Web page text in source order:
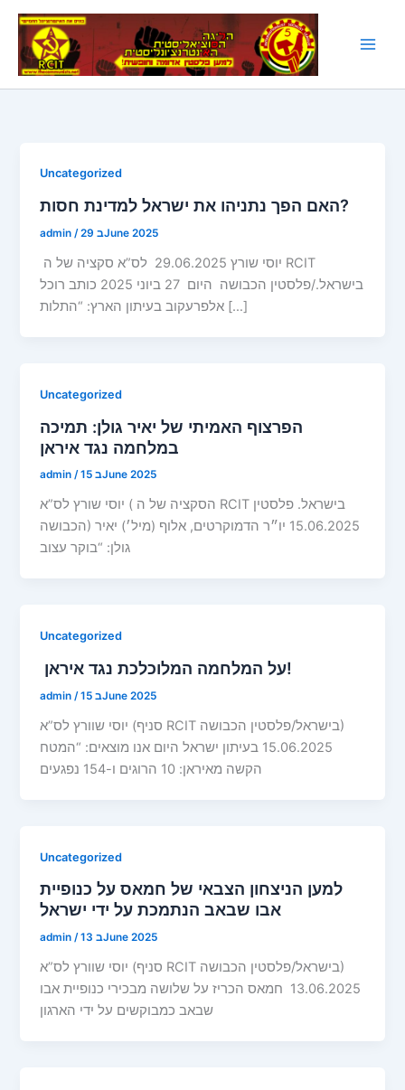
Skip
content
Uncategorized
האם הפך נתניהו את ישראל למדינת חסות?
admin/ 29 בJune 2025
בישראל./פלסטין הכבושה היום 27 ביוני 2025 כותב רוכל
אלפרעקוב בעיתון הארץ: “התלות […]
Uncategorized
הפרצוף האמיתי של יאיר גולן: תמיכה
במלחמה נגד איראן
admin/ 15 בJune 2025
יוסי שורץ לס”א ( הסקציה של ה RCIT בישראל. פלסטין
הכבושה) 15.06.2025 יו״ר הדמוקרטים, אלוף (מיל׳) יאיר
גולן: “בוקר עצוב
Uncategorized
על המלחמה המלוכלכת נגד איראן!
admin/ 15 בJune 2025
יוסי שוורץ לס”א (סניף RCIT בישראל/פלסטין הכבושה)
15.06.2025 בעיתון ישראל היום אנו מוצאים: “המטח
הקשה מאיראן: 10 הרוגים ו-154 נפגעים
Uncategorized
למען הניצחון הצבאי של חמאס על כנופיית
אבו שבאב הנתמכת על ידי ישראל
admin/ 13 בJune 2025
יוסי שוורץ לס”א (סניף RCIT בישראל/פלסטין הכבושה)
13.06.2025 חמאס הכריז על שלושה מבכירי כנופיית אבו
שבאב כמבוקשים על ידי הארגון